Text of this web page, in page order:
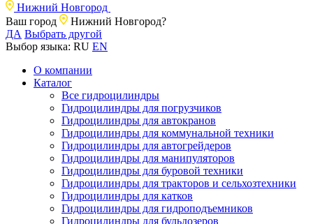
Нижний Новгород
Ваш город
Нижний Новгород?
ДА Выбрать другой
Выбор языка: RU EN
О компании
Каталог
Все гидроцилиндры
Гидроцилиндры для погрузчиков
Гидроцилиндры для автокранов
Гидроцилиндры для коммунальной техники
Гидроцилиндры для автогрейдеров
Гидроцилиндры для манипуляторов
Гидроцилиндры для буровой техники
Гидроцилиндры для тракторов и сельхозтехники
Гидроцилиндры для катков
Гидроцилиндры для гидроподъемников
Гидроцилиндры для бульдозеров